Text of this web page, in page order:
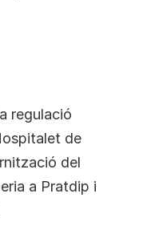
regulació
de
del
a Pratdip i